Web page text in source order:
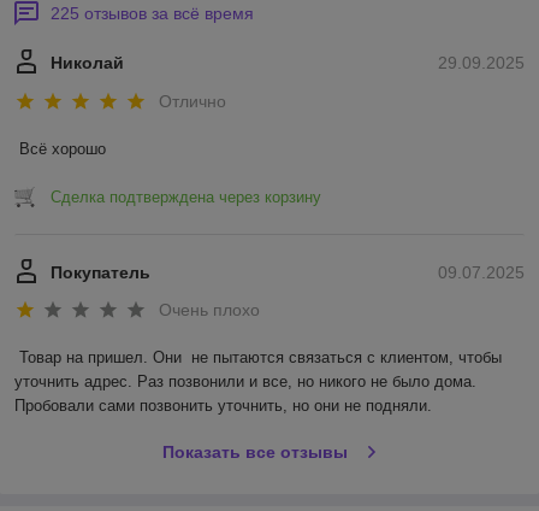
225 отзывов за всё время
29.09.2025
Николай
Отлично
Всё хорошо
Сделка подтверждена через корзину
09.07.2025
Покупатель
Очень плохо
Товар на пришел. Они  не пытаются связаться с клиентом, чтобы
уточнить адрес. Раз позвонили и все, но никого не было дома.
Пробовали сами позвонить уточнить, но они не подняли.
Показать все отзывы